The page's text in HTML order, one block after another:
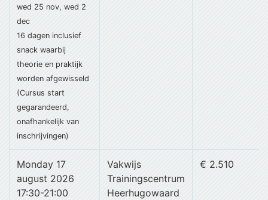
wed 25 nov, wed 2
dec
16 dagen inclusief
snack waarbij
theorie en praktijk
worden afgewisseld
(Cursus start
gegarandeerd,
onafhankelijk van
inschrijvingen)
Monday 17
august 2026
17:30-21:00
Vakwijs
Trainingscentrum
Heerhugowaard
€ 2.510